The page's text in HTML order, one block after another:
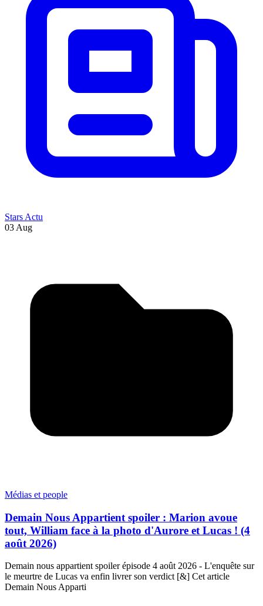
Stars Actu
03 Aug
Médias et people
Demain Nous Appartient spoiler : Marion avoue
tout, William face à la photo d'Aurore et Lucas ! (4
août 2026)
Demain nous appartient spoiler épisode 4 août 2026 - L'enquête sur
le meurtre de Lucas va enfin livrer son verdict [&] Cet article
Demain Nous Apparti